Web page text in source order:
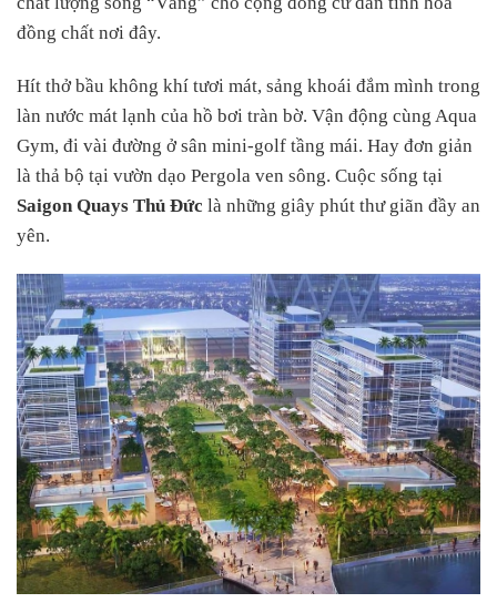
đồng chất nơi đây.
Hít thở bầu không khí tươi mát, sảng khoái đắm mình trong
làn nước mát lạnh của hồ bơi tràn bờ. Vận động cùng Aqua
Gym, đi vài đường ở sân mini-golf tầng mái. Hay đơn giản
là thả bộ tại vườn dạo Pergola ven sông. Cuộc sống tại
Saigon Quays Thủ Đức là những giây phút thư giãn đầy an
yên.